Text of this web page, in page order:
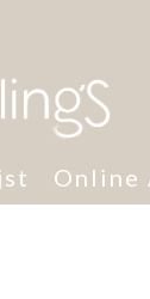
Online